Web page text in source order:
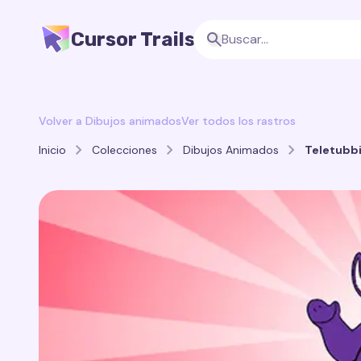
Cursor Trails
Volver a Dibujos animadosVer todos los rastros
Inicio
Colecciones Dibujos Animados